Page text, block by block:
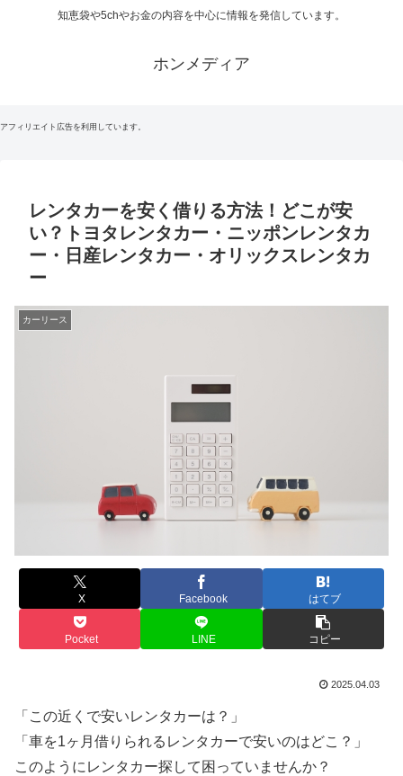
知恵袋や5chやお金の内容を中心に情報を発信しています。
ホンメディア
アフィリエイト広告を利用しています。
レンタカーを安く借りる方法！どこが安
い？トヨタレンタカー・ニッポンレンタカ
ー・日産レンタカー・オリックスレンタカ
ー
カーリース
X Facebook はてブ
Pocket LINE コピー
2025.04.03
「この近くで安いレンタカーは？」
「車を1ヶ月借りられるレンタカーで安いのはどこ？」
このようにレンタカー探して困っていませんか？